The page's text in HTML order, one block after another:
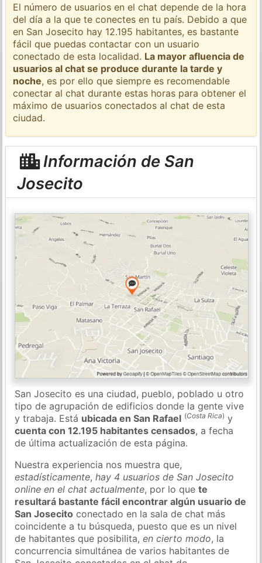
El número de usuarios en el chat depende de la hora
del día a la que te conectes en tu país. Debido a que
en San Josecito hay 12.195 habitantes, es bastante
fácil que puedas contactar con un usuario
conectado de esta localidad. La mayor afluencia de
usuarios al chat se produce durante la tarde y
noche, es por ello que siempre es recomendable
conectar al chat durante estas horas para obtener el
máximo de usuarios conectados al chat de esta
ciudad.
Información de San
Josecito
San Josecito es una ciudad, pueblo, poblado u otro
tipo de agrupación de edificios donde la gente vive
y trabaja. Está ubicada en San Rafael (Costa Rica) y
cuenta con 12.195 habitantes censados, a fecha
de última actualización de esta página.
Nuestra experiencia nos muestra que,
estadísticamente,hay 4 usuarios de San Josecito
online en el chat actualmente, por lo quete
resultará bastante fácil encontrar algún usuario de
San Josecito conectado en la sala de chat más
coincidente a tu búsqueda, puesto que es un nivel
de habitantes que posibilita,en cierto modo, la
concurrencia simultánea de varios habitantes de